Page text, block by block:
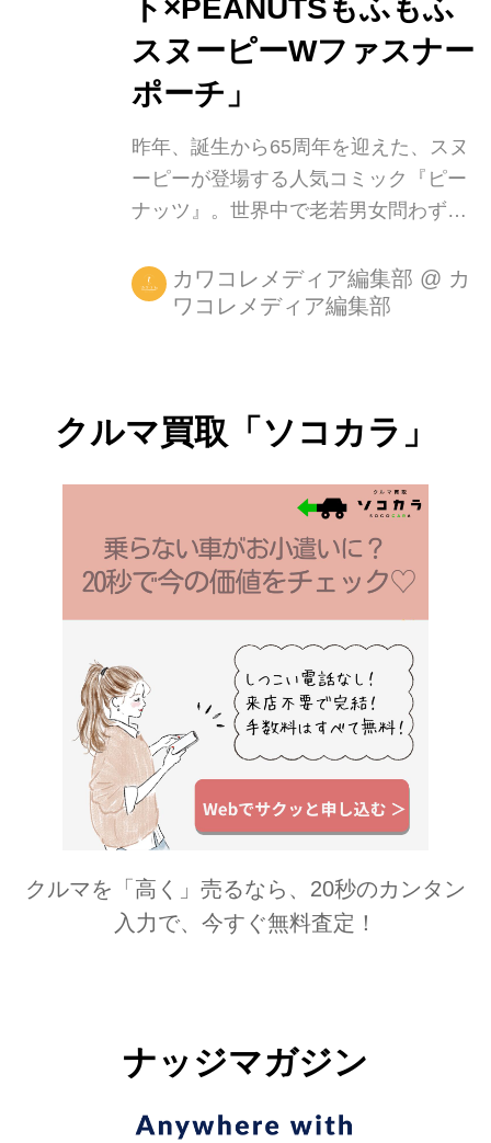
ト×PEANUTSもふもふ
スヌーピーWファスナー
ポーチ」
昨年、誕生から65周年を迎えた、スヌ
ーピーが登場する人気コミック『ピー
ナッツ』。世界中で老若男女問わず絶
画 『I LOVE スヌーピー THE
PEANUTS MOVIE』も大ヒット上映中
い！」というファンの声が、SNSでも
注目が集まるスヌーピーが、『リンネ
登場します！ 『リンネル』3月号のブ
ランドアイテム付録は、
「PEANUTS」と、カジュアルでトレ
ンド感の高い人気雑貨ブランド「デイ
リ...
カワコレメディア編集部 @ カ
ワコレメディア編集部
クルマ買取「ソコカラ」
クルマを「高く」売るなら、20秒のカンタン
入力で、今すぐ無料査定！
ナッジマガジン